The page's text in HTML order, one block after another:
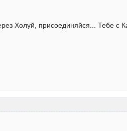
Холуй, присоединяйся... Тебе с